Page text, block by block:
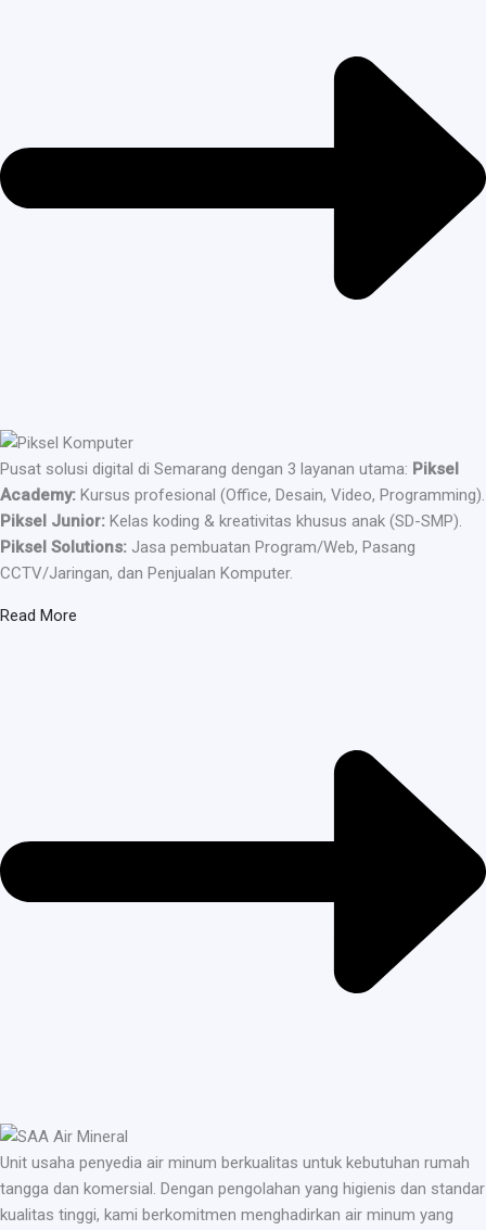
Pusat solusi digital di Semarang dengan 3 layanan utama: Piksel
Academy: Kursus profesional (Office, Desain, Video, Programming).
Piksel Junior: Kelas koding & kreativitas khusus anak (SD-SMP).
Piksel Solutions: Jasa pembuatan Program/Web, Pasang
CCTV/Jaringan, dan Penjualan Komputer.
Read More
Unit usaha penyedia air minum berkualitas untuk kebutuhan rumah
tangga dan komersial. Dengan pengolahan yang higienis dan standar
kualitas tinggi, kami berkomitmen menghadirkan air minum yang